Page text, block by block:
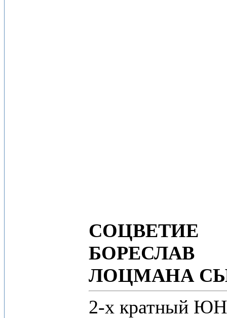
СОЦВЕТИЕ
БОРЕСЛАВ
ЛОЦМАНА
2-х кратный